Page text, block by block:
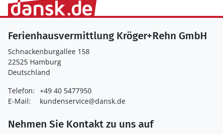
Ferienhausvermittlung Kröger+Rehn GmbH
Schnackenburgallee 158
22525 Hamburg
Deutschland
Telefon: +49 40 5477950
E-Mail:
kundenservice@dansk.de
Nehmen Sie Kontakt zu uns auf